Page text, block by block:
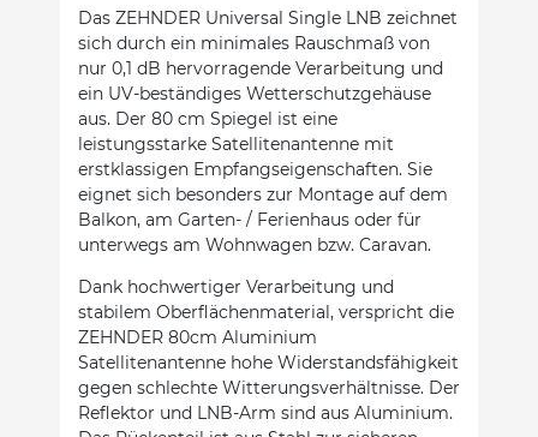
Das ZEHNDER Universal Single LNB zeichnet
sich durch ein minimales Rauschmaß von
nur 0,1 dB hervorragende Verarbeitung und
ein UV-beständiges Wetterschutzgehäuse
aus. Der 80 cm Spiegel ist eine
leistungsstarke Satellitenantenne mit
erstklassigen Empfangseigenschaften. Sie
eignet sich besonders zur Montage auf dem
Balkon, am Garten- / Ferienhaus oder für
unterwegs am Wohnwagen bzw. Caravan.
Dank hochwertiger Verarbeitung und
stabilem Oberflächenmaterial, verspricht die
ZEHNDER 80cm Aluminium
Satellitenantenne hohe Widerstandsfähigkeit
gegen schlechte Witterungsverhältnisse. Der
Reflektor und LNB-Arm sind aus Aluminium.